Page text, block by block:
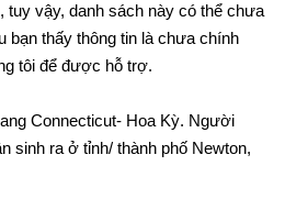
vậy, danh sách này có thể chưa
bạn thấy thông tin là chưa chính
tôi để được hỗ trợ.
Connecticut- Hoa Kỳ. Người
sinh ra ở tỉnh/ thành phố Newton,